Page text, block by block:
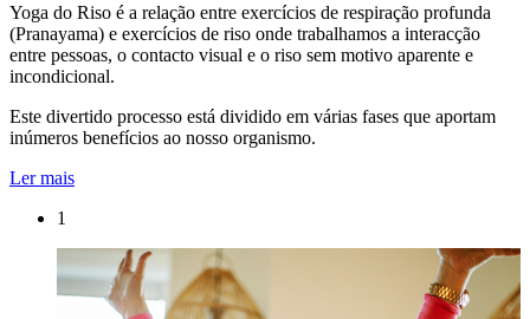
Yoga do Riso é a relação entre exercícios de respiração profunda
(Pranayama) e exercícios de riso onde trabalhamos a interacção
entre pessoas, o contacto visual e o riso sem motivo aparente e
incondicional.
Este divertido processo está dividido em várias fases que aportam
inúmeros benefícios ao nosso organismo.
Ler mais
1